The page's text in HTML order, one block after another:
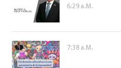
6:29 A.m.
7:38 A.m.